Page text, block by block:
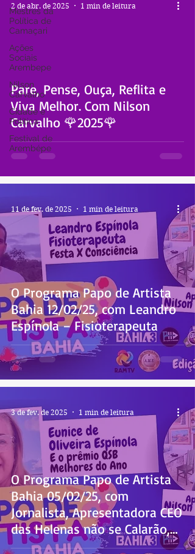
Mestres da
Política de
Camaçari
Ações
Sociais
Arembepe
Nilson
Carvalho
Cidade e
Política
Festival de
Arembépe
Pare, Pense, Ouça, Reflita e
Viva Melhor. Com Nilson
Carvalho 🌹2025🌹
2 de abr. de 2025 1 min de leitura
O Programa Papo de Artista
Bahia 12/02/25, com Leandro
Espínola – Fisioterapeuta
11 de fev. de 2025 1 min de leitura
O Programa Papo de Artista
Bahia 05/02/25, com
Jornalista, Apresentadora CEO
das Helenas não se Calarão,
Eunice Espínola
3 de fev. de 2025 1 min de leitura